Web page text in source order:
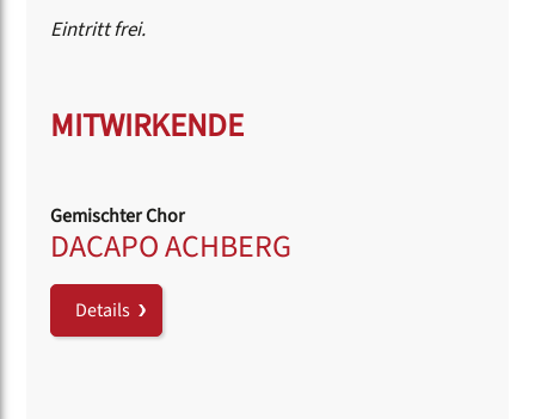
Eintritt frei.
MITWIRKENDE
Gemischter Chor
DACAPO ACHBERG
Details